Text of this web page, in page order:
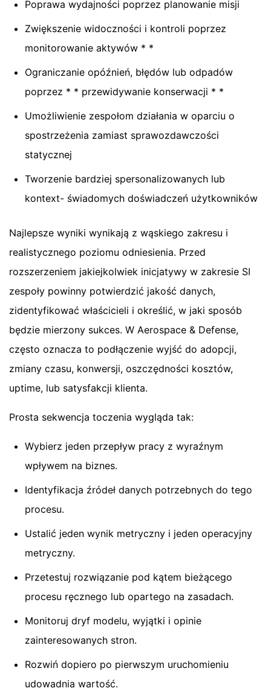
Poprawa wydajności poprzez planowanie misji
Zwiększenie widoczności i kontroli poprzez
monitorowanie aktywów * *
Ograniczanie opóźnień, błędów lub odpadów
poprzez * * przewidywanie konserwacji * *
Umożliwienie zespołom działania w oparciu o
spostrzeżenia zamiast sprawozdawczości
statycznej
Tworzenie bardziej spersonalizowanych lub
kontext- świadomych doświadczeń użytkowników
Najlepsze wyniki wynikają z wąskiego zakresu i
realistycznego poziomu odniesienia. Przed
rozszerzeniem jakiejkolwiek inicjatywy w zakresie SI
zespoły powinny potwierdzić jakość danych,
zidentyfikować właścicieli i określić, w jaki sposób
będzie mierzony sukces. W Aerospace & Defense,
często oznacza to podłączenie wyjść do adopcji,
zmiany czasu, konwersji, oszczędności kosztów,
uptime, lub satysfakcji klienta.
Prosta sekwencja toczenia wygląda tak:
Wybierz jeden przepływ pracy z wyraźnym
wpływem na biznes.
Identyfikacja źródeł danych potrzebnych do tego
procesu.
Ustalić jeden wynik metryczny i jeden operacyjny
metryczny.
Przetestuj rozwiązanie pod kątem bieżącego
procesu ręcznego lub opartego na zasadach.
Monitoruj dryf modelu, wyjątki i opinie
zainteresowanych stron.
Rozwiń dopiero po pierwszym uruchomieniu
udowadnia wartość.